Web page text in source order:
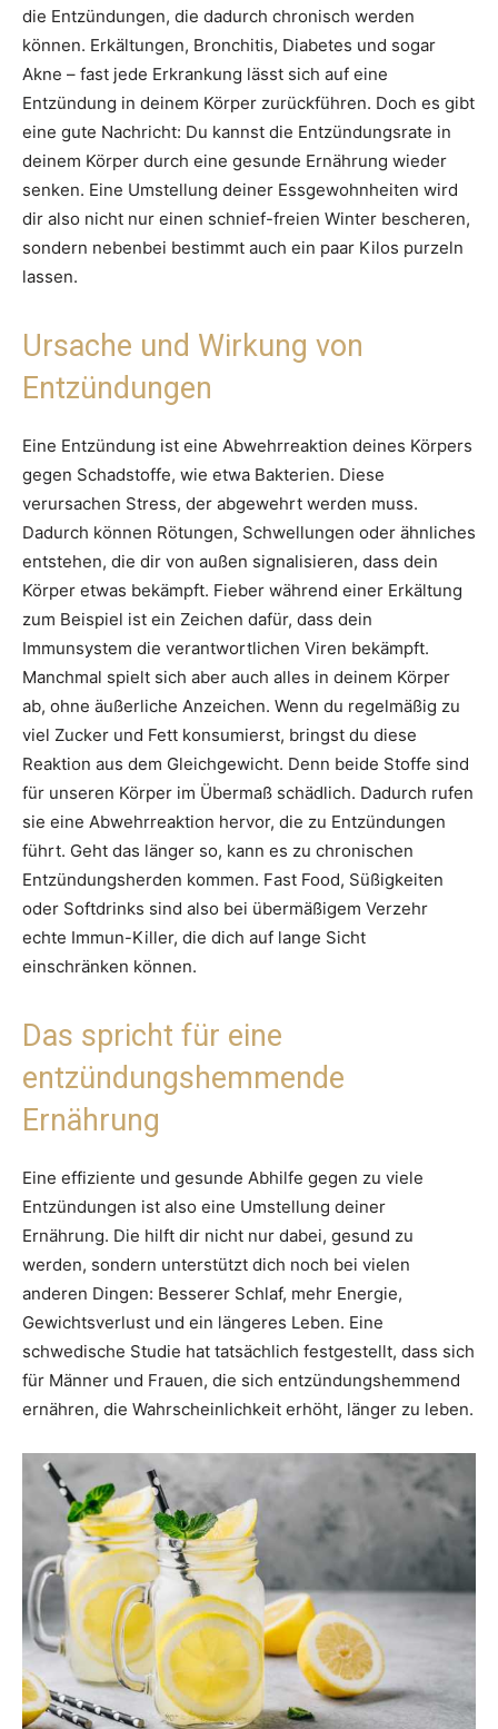
die Entzündungen, die dadurch chronisch werden
können. Erkältungen, Bronchitis, Diabetes und sogar
Akne – fast jede Erkrankung lässt sich auf eine
Entzündung in deinem Körper zurückführen. Doch es gibt
eine gute Nachricht: Du kannst die Entzündungsrate in
deinem Körper durch eine gesunde Ernährung wieder
senken. Eine Umstellung deiner Essgewohnheiten wird
dir also nicht nur einen schnief-freien Winter bescheren,
sondern nebenbei bestimmt auch ein paar Kilos purzeln
lassen.
Ursache und Wirkung von
Entzündungen
Eine Entzündung ist eine Abwehrreaktion deines Körpers
gegen Schadstoffe, wie etwa Bakterien. Diese
verursachen Stress, der abgewehrt werden muss.
Dadurch können Rötungen, Schwellungen oder ähnliches
entstehen, die dir von außen signalisieren, dass dein
Körper etwas bekämpft. Fieber während einer Erkältung
zum Beispiel ist ein Zeichen dafür, dass dein
Immunsystem die verantwortlichen Viren bekämpft.
Manchmal spielt sich aber auch alles in deinem Körper
ab, ohne äußerliche Anzeichen. Wenn du regelmäßig zu
viel Zucker und Fett konsumierst, bringst du diese
Reaktion aus dem Gleichgewicht. Denn beide Stoffe sind
für unseren Körper im Übermaß schädlich. Dadurch rufen
sie eine Abwehrreaktion hervor, die zu Entzündungen
führt. Geht das länger so, kann es zu chronischen
Entzündungsherden kommen. Fast Food, Süßigkeiten
oder Softdrinks sind also bei übermäßigem Verzehr
echte Immun-Killer, die dich auf lange Sicht
einschränken können.
Das spricht für eine
entzündungshemmende
Ernährung
Eine effiziente und gesunde Abhilfe gegen zu viele
Entzündungen ist also eine Umstellung deiner
Ernährung. Die hilft dir nicht nur dabei, gesund zu
werden, sondern unterstützt dich noch bei vielen
anderen Dingen: Besserer Schlaf, mehr Energie,
Gewichtsverlust und ein längeres Leben. Eine
schwedische Studie hat tatsächlich festgestellt, dass sich
für Männer und Frauen, die sich entzündungshemmend
ernähren, die Wahrscheinlichkeit erhöht, länger zu leben.